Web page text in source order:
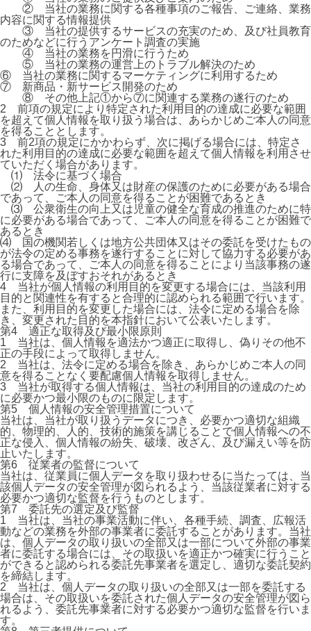
② 当社の業務に関する各種事項のご報告、ご連絡、業務
内容に関する情報提供
③ 当社の提供するサービスの充実のため、及び社員教育
のためなどに行うアンケート調査の実施
④ 当社の業務を円滑に行うため
⑤ 当社の業務の運営上のトラブル解決のため
⑥ 当社の業務に関するマーケティングに利用するため
⑦ 新商品・新サービス開発のため
⑧ その他上記①から⑦に関連する業務の遂行のため
2 前項の規定により特定された利用目的の達成に必要な範囲
を超えて個人情報を取り扱う場合は、あらかじめご本人の同意
を得ることとします。
3 前2項の規定にかかわらず、次に掲げる場合には、特定さ
れた利用目的の達成に必要な範囲を超えて個人情報を利用させ
ていただく場合があります。
⑴ 法令に基づく場合
⑵ 人の生命、身体又は財産の保護のために必要がある場合
であって、ご本人の同意を得ることが困難であるとき
⑶ 公衆衛生の向上又は児童の健全な育成の推進のために特
に必要がある場合であって、ご本人の同意を得ることが困難で
あるとき
⑷ 国の機関若しくは地方公共団体又はその委託を受けたもの
が法令の定める事務を遂行することに対して協力する必要があ
る場合であって、ご本人の同意を得ることにより当該事務の遂
行に支障を及ぼすおそれがあるとき
4 当社が個人情報の利用目的を変更する場合には、当該利用
目的と関連性を有すると合理的に認められる範囲で行います。
また、利用目的を変更した場合には、法令に定める場合を除
き、変更された目的を本指針において公表いたします。
第4 適正な取得及び最小限原則
1 当社は、個人情報を適法かつ適正に取得し、偽りその他不
正の手段によって取得しません。
2 当社は、法令に定める場合を除き、あらかじめご本人の同
意を得ることなく要配慮個人情報を取得しません。
3 当社が取得する個人情報は、当社の利用目的の達成のため
に必要かつ最小限のものに限定します。
第5 個人情報の安全管理措置について
当社は、当社が取り扱うデータにつき、必要かつ適切な組織
的、物理的、人的、技術的施策を講じることで個人情報への不
正な侵入、個人情報の紛失、破壊、改ざん、及び漏えい等を防
止いたします。
第6 従業者の監督について
当社は、従業員に個人データを取り扱わせるに当たっては、当
該個人データの安全管理が図られるよう、当該従業者に対する
必要かつ適切な監督を行うものとします。
第7 委託先の選定及び監督
1 当社は、当社の事業活動に伴い、各種手続、調査、広報活
動などの業務を外部の事業者に委託することがあります。当社
は、個人データの取り扱いの全部又は一部について外部の事業
者に委託する場合には、その取扱いを適正かつ確実に行うこと
ができると認められる委託先事業者を選定し、適切な委託契約
を締結します。
2 当社は、個人データの取り扱いの全部又は一部を委託する
場合は、その取扱いを委託された個人データの安全管理が図ら
れるよう、委託先事業者に対する必要かつ適切な監督を行いま
す。